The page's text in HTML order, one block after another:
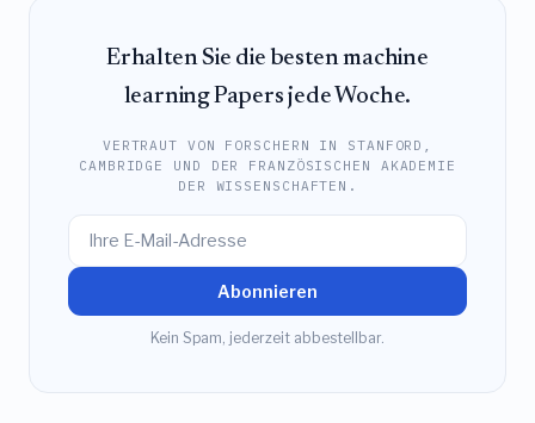
Erhalten Sie die besten machine
learning Papers jede Woche.
VERTRAUT VON FORSCHERN IN STANFORD,
CAMBRIDGE UND DER FRANZÖSISCHEN AKADEMIE
DER WISSENSCHAFTEN.
Abonnieren
Kein Spam, jederzeit abbestellbar.